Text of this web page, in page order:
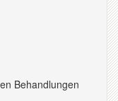
Behandlungen